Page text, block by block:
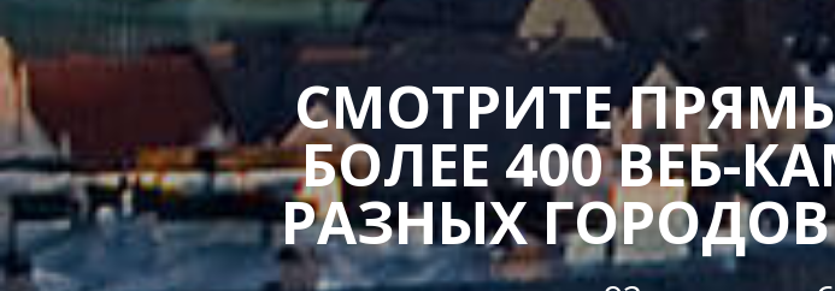
СМОТРИТЕ
БОЛЕЕ 400 ВЕБ-
РАЗНЫХ